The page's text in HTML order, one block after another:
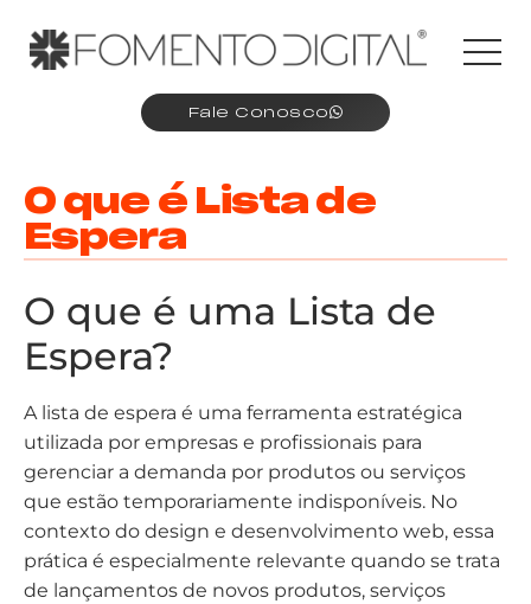
Fale Conosco
O que é Lista de
Espera
O que é uma Lista de
Espera?
A lista de espera é uma ferramenta estratégica
utilizada por empresas e profissionais para
gerenciar a demanda por produtos ou serviços
que estão temporariamente indisponíveis. No
contexto do design e desenvolvimento web, essa
prática é especialmente relevante quando se trata
de lançamentos de novos produtos, serviços